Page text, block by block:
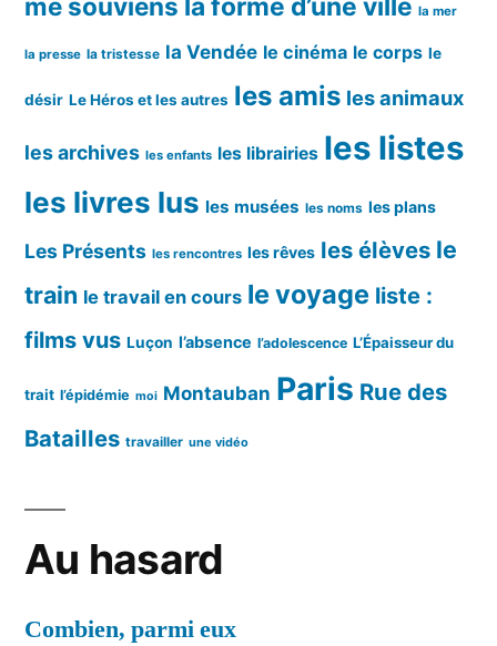
la mer
la presse la tristesse la Vendée le cinéma le corps le
désir Le Héros et les autres les amis les animaux
les archives les enfants les librairies les listes
les livres lus les musées les noms les plans
Les Présents les rencontres les rêves les élèves le
train le travail en cours le voyage liste :
films vus Luçon l’absence l’adolescence L’Épaisseur du
trait l’épidémie moi Montauban Paris Rue des
Batailles travailler une vidéo
Au hasard
Combien, parmi eux